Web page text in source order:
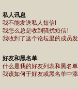
私人讯息
我不能发送私人短信!
我怎么总是收到骚扰短信!
我收到了这个论坛里的成员
好友和黑名单
什么是我的好友列表和黑名单
我该如何于好友或黑名单中